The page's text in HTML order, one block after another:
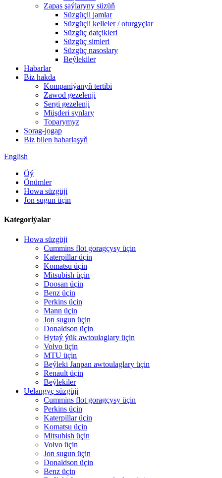
Zapas şaýlaryny süzüň
Süzgüçli jamlar
Süzgüçli kelleler / oturgyçlar
Süzgüç datçikleri
Süzgüç simleri
Süzgüç nasoslary
Beýlekiler
Habarlar
Biz hakda
Kompaniýanyň tertibi
Zawod gezelenji
Sergi gezelenji
Müşderi synlary
Toparymyz
Sorag-jogap
Biz bilen habarlaşyň
English
Öý
Önümler
Howa süzgüji
Jon sugun üçin
Kategoriýalar
Howa süzgüji
Cummins flot goragçysy üçin
Katerpillar üçin
Komatsu üçin
Mitsubish üçin
Doosan üçin
Benz üçin
Perkins üçin
Mann üçin
Jon sugun üçin
Donaldson üçin
Hytaý ýük awtoulaglary üçin
Volvo üçin
MTU üçin
Beýleki Janpan awtoulaglary üçin
Renault üçin
Beýlekiler
Uelangyç süzgüji
Cummins flot goragçysy üçin
Perkins üçin
Katerpillar üçin
Komatsu üçin
Mitsubish üçin
Volvo üçin
Jon sugun üçin
Donaldson üçin
Benz üçin